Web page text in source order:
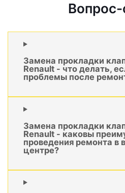
Вопрос-
Замена прокладки
Renault - что делать,
проблемы после
Замена прокладки
Renault - каковы
проведения ремонта в
центре?